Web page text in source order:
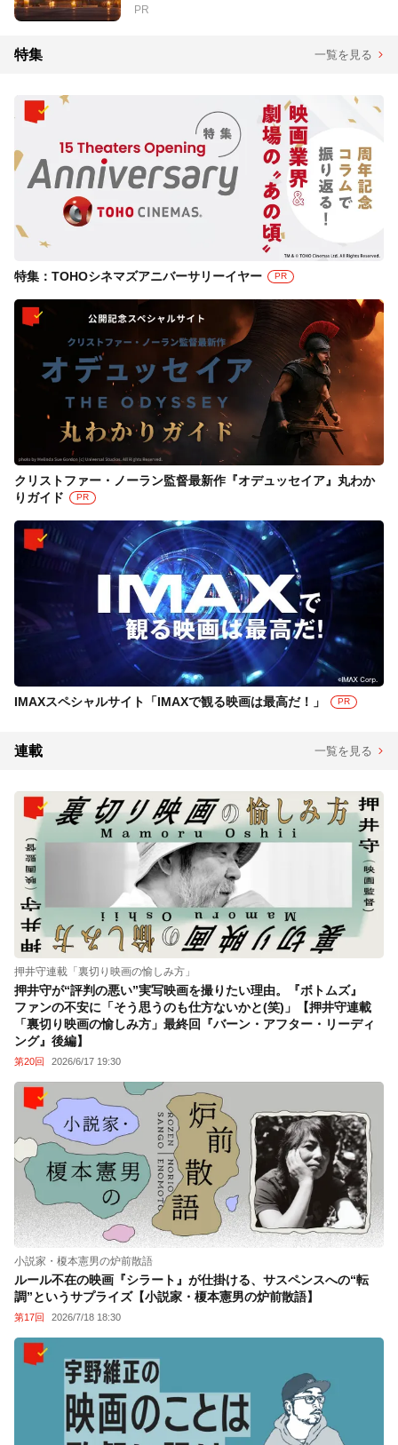
PR
特集 一覧を見る
特集：TOHOシネマズアニバーサリーイヤー PR
クリストファー・ノーラン監督最新作『オデュッセイア』丸わか
りガイド
PR
IMAXスペシャルサイト「IMAXで観る映画は最高だ！」 PR
連載 一覧を見る
押井守連載「裏切り映画の愉しみ方」
押井守が“評判の悪い”実写映画を撮りたい理由。『ボトムズ』
ファンの不安に「そう思うのも仕方ないかと(笑)」【押井守連載
「裏切り映画の愉しみ方」最終回『バーン・アフター・リーディ
ング』後編】
第20回 2026/6/17 19:30
小説家・榎本憲男の炉前散語
ルール不在の映画『シラート』が仕掛ける、サスペンスへの“転
調”というサプライズ【小説家・榎本憲男の炉前散語】
第17回 2026/7/18 18:30